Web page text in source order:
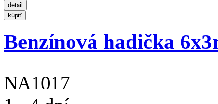
Benzínová hadička
NA1017